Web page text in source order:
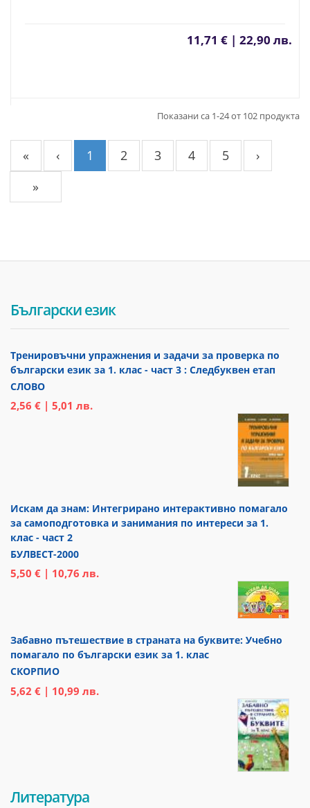
11,71 € | 22,90 лв.
Показани са 1-24 от 102 продукта
« ‹ 1 2 3 4 5
›
»
Български език
Тренировъчни упражнения и задачи за проверка по
български език за 1. клас - част 3 : Следбуквен етап
СЛОВО
2,56 € | 5,01 лв.
Искам да знам: Интегрирано интерактивно помагало
за самоподготовка и занимания по интереси за 1.
клас - част 2
БУЛВЕСТ-2000
5,50 € | 10,76 лв.
Забавно пътешествие в страната на буквите: Учебно
помагало по български език за 1. клас
СКОРПИО
5,62 € | 10,99 лв.
Литература